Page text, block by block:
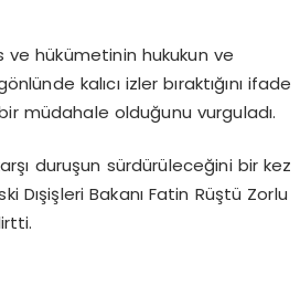
ve hükümetinin hukukun ve
kalıcı izler bıraktığını ifade
müdahale olduğunu vurguladı.
duruşun sürdürüleceğini bir kez
Bakanı Fatin Rüştü Zorlu